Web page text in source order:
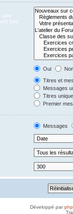
pas
Oui
Titres et
Messages
Titres
Premier
Messages
Développé par